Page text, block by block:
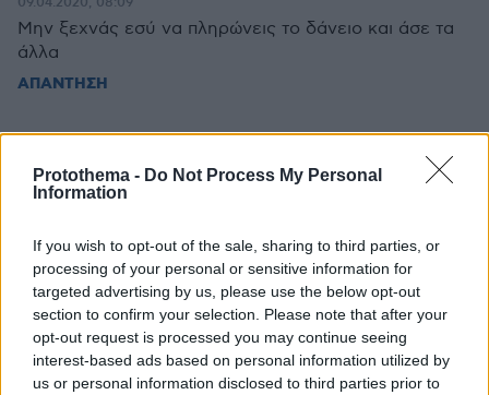
Protothema - Do Not Process My Personal
Information
If you wish to opt-out of the sale, sharing to third parties, or
processing of your personal or sensitive information for
targeted advertising by us, please use the below opt-out
section to confirm your selection. Please note that after your
opt-out request is processed you may continue seeing
interest-based ads based on personal information utilized by
us or personal information disclosed to third parties prior to
Μην ξεχνάς εσύ να πληρώνεις το δάνειο και άσε τα
άλλα
ΑΠΑΝΤΗΣΗ
08.04.2020, 23:29
Πολακη , άντε και γ.... !!!!!
Μανώλης
08.04.2020, 23:22
Τρύπωξε μωρέ στο κούμο!Γαζοντενέκα!!!
ΑΠΑΝΤΗΣΗ